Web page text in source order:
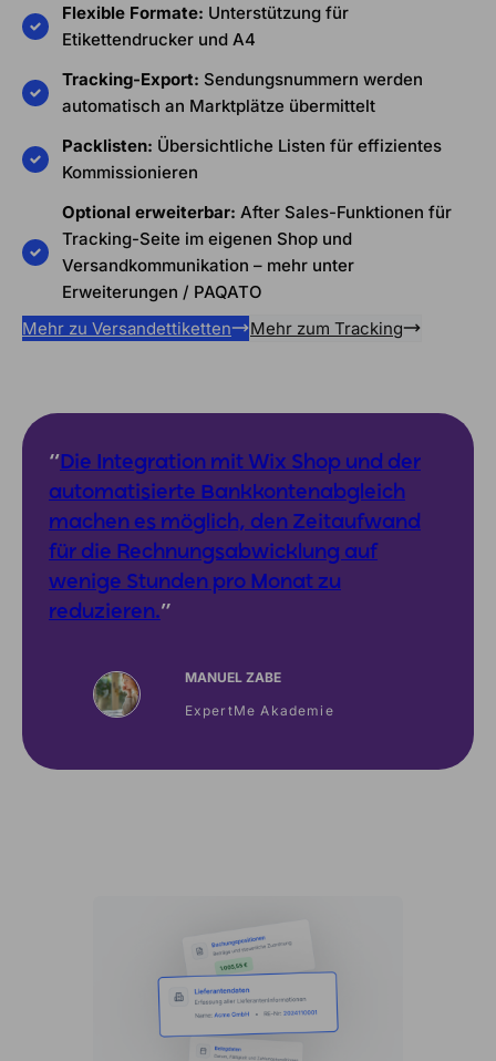
Flexible Formate: Unterstützung für
Etikettendrucker und A4
Tracking-Export: Sendungsnummern werden
automatisch an Marktplätze übermittelt
Packlisten: Übersichtliche Listen für effizientes
Kommissionieren
Optional erweiterbar: After Sales-Funktionen für
Tracking-Seite im eigenen Shop und
Versandkommunikation – mehr unter
Erweiterungen / PAQATO
Mehr zu Versandettiketten
Mehr zum Tracking
“ Die Integration mit Wix Shop und der
automatisierte Bankkontenabgleich
machen es möglich, den Zeitaufwand
für die Rechnungsabwicklung auf
wenige Stunden pro Monat zu
reduzieren.”
MANUEL ZABE
ExpertMe Akademie